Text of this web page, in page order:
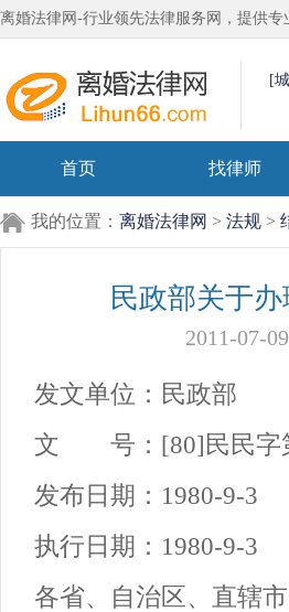
离婚法律网-行业领先法律服务网，提供专
[
首页 找律师
我的位置： 离婚法律网 > 法规 >
民政部关于
2011-07-09
发文单位：民政部
文 号：[80]民民字
发布日期：1980-9-3
执行日期：1980-9-3
各省、自治区、直辖